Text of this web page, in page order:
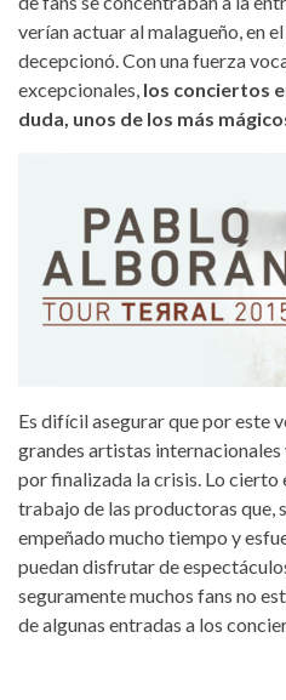
verían actuar al malagueño, en
decepcionó. Con una fuerza
excepcionales, los conciertos
duda, unos de los más
Es difícil asegurar que por este
grandes artistas internacionales
por finalizada la crisis. Lo cierto
trabajo de las productoras que,
empeñado mucho tiempo y
puedan disfrutar de
seguramente muchos fans no
de algunas entradas a los